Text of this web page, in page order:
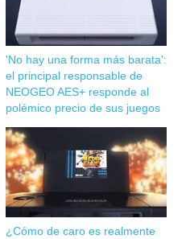
'No hay una forma más barata':
el principal responsable de
NEOGEO AES+ responde al
polémico precio de sus juegos
¿Cómo de caro es realmente